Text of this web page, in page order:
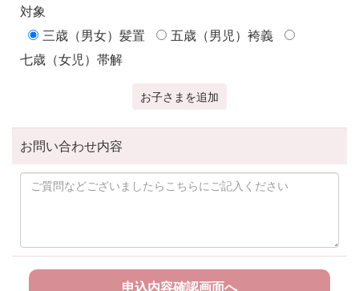
対象
三歳（男女）髪置
五歳（男児）袴義
七歳（女児）帯解
お子さまを追加
お問い合わせ内容